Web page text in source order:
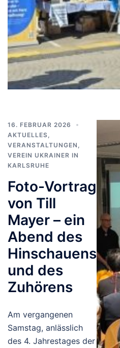
16. FEBRUAR 2026
AKTUELLES
VERANSTALTUNGEN
VEREIN UKRAINER IN
KARLSRUHE
Foto-Vortrag
von Till
Mayer – ein
Abend des
Hinschauens
und des
Zuhörens
Am vergangenen
Samstag, anlässlich
des 4. Jahrestages der